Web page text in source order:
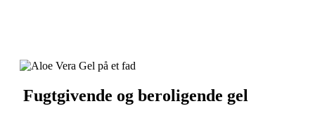
Fugtgivende og beroligende gel